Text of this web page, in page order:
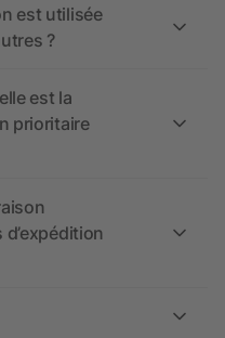
est utilisée
?
est la
prioritaire